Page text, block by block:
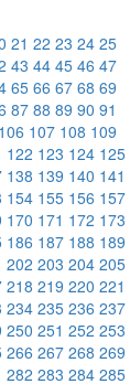
21 22 23 24 25
43 44 45 46 47
65 66 67 68 69
87 88 89 90 91
106 107 108 109
122 123 124 125
138 139 140 141
154 155 156 157
170 171 172 173
186 187 188 189
202 203 204 205
218 219 220 221
234 235 236 237
250 251 252 253
266 267 268 269
282 283 284 285